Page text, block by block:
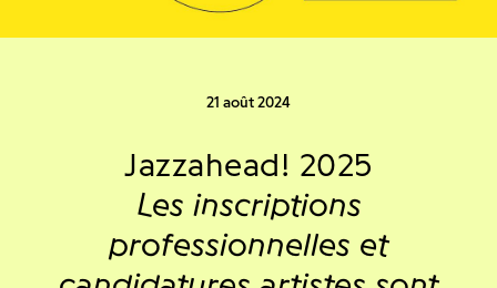
21 août 2024
Jazzahead! 2025
Les inscriptions
professionnelles et